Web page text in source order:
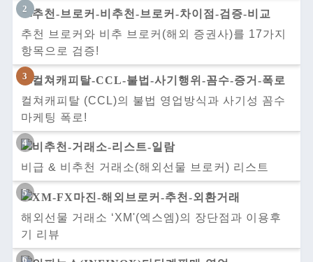
추천 브로커와 비추 브로커(해외 증권사)를 17가지
항목으로 검증!
컬쳐캐피탈 (CCL)의 불법 영업방식과 사기성 꼼수
마케팅 폭로!
비급 & 비추천 거래소(해외선물 브로커) 리스트
해외선물 거래소 ‘XM'(엑스엠)의 장단점과 이용후
기 리뷰